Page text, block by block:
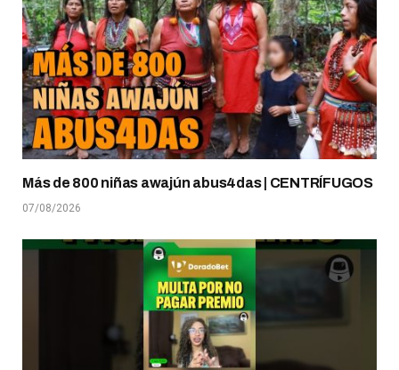
Más de 800 niñas awajún abus4das | CENTRÍFUGOS
07/08/2026